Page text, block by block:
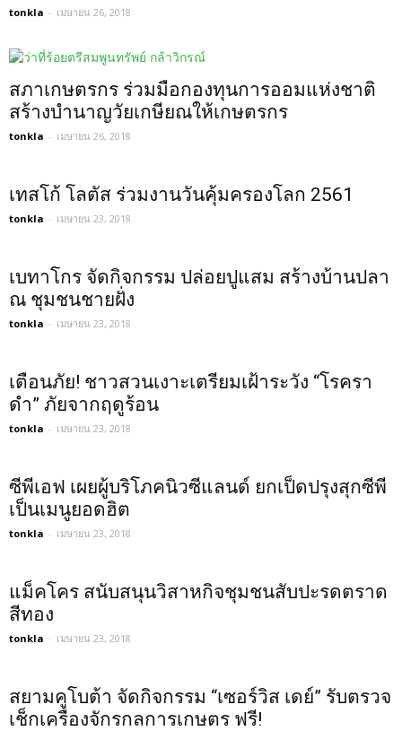
tonkla - เมษายน 26, 2018
สภาเกษตรกร ร่วมมือกองทุนการออมแห่งชาติ
สร้างบำนาญวัยเกษียณให้เกษตรกร
tonkla - เมษายน 26, 2018
เทสโก้ โลตัส ร่วมงานวันคุ้มครองโลก 2561
tonkla - เมษายน 23, 2018
เบทาโกร จัดกิจกรรม ปล่อยปูแสม สร้างบ้านปลา
ณ ชุมชนชายฝั่ง
tonkla - เมษายน 23, 2018
เตือนภัย! ชาวสวนเงาะเตรียมเฝ้าระวัง “โรครา
ดำ” ภัยจากฤดูร้อน
tonkla - เมษายน 23, 2018
ซีพีเอฟ เผยผู้บริโภคนิวซีแลนด์ ยกเป็ดปรุงสุกซีพี
เป็นเมนูยอดฮิต
tonkla - เมษายน 23, 2018
แม็คโคร สนับสนุนวิสาหกิจชุมชนสับปะรดตราด
สีทอง
tonkla - เมษายน 23, 2018
สยามคูโบต้า จัดกิจกรรม “เซอร์วิส เดย์” รับตรวจ
เช็กเครื่องจักรกลการเกษตร ฟรี!